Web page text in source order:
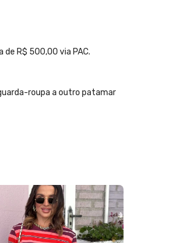
de R$ 500,00 via PAC.
roupa a outro patamar